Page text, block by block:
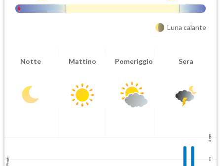
Luna calante
Notte Mattino Pomeriggio Sera
5 mm
2.5
Pioggia